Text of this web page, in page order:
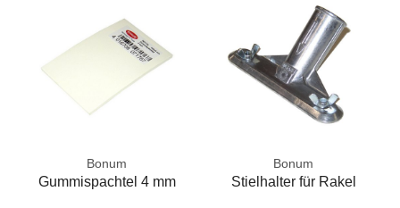
Bonum
Gummispachtel 4 mm
Bonum
Stielhalter für Rakel